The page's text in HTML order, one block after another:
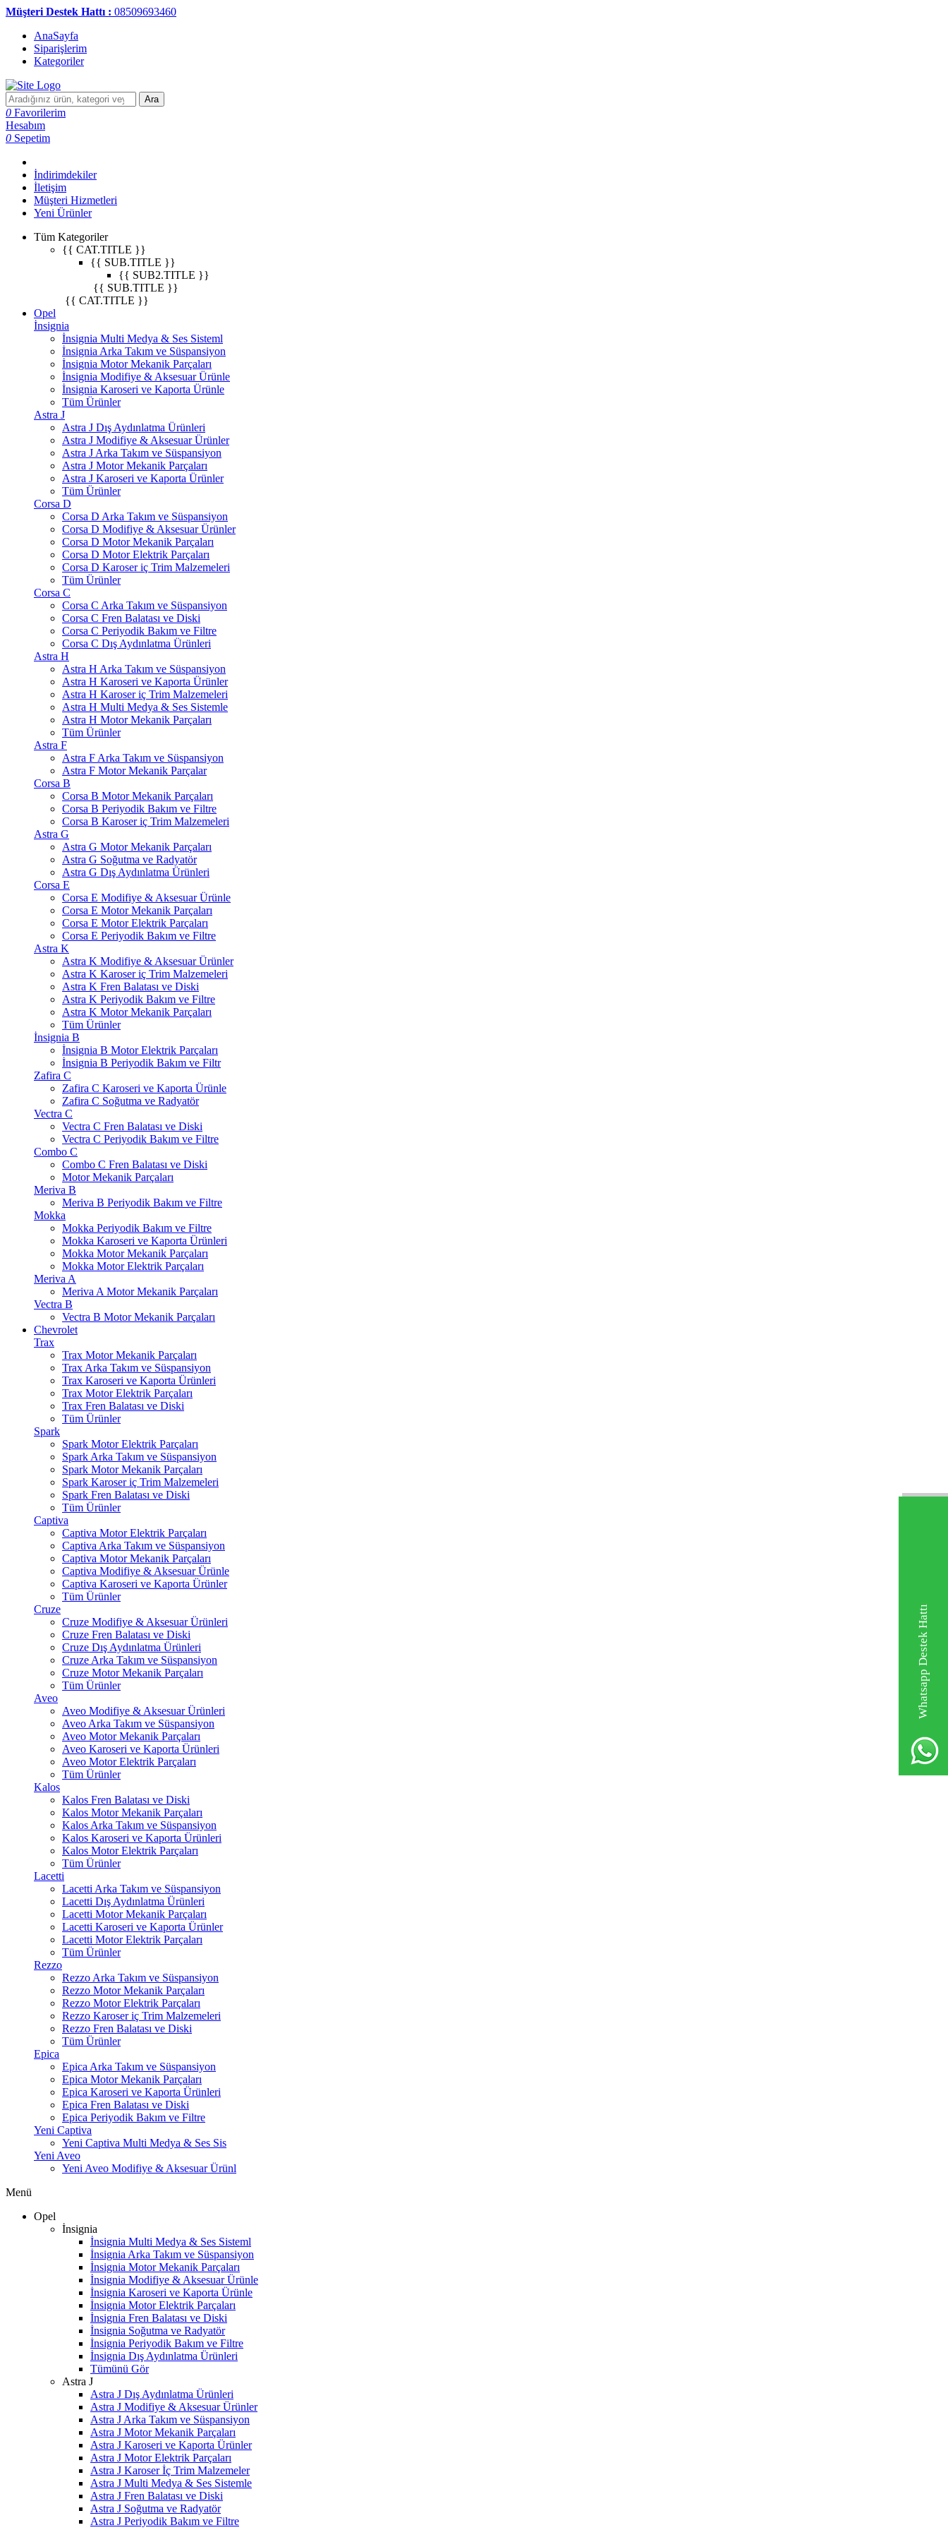
Whatsapp Destek Hattı
Müşteri Destek Hattı : 08509693460
AnaSayfa
Siparişlerim
Kategoriler
Ara
0 Favorilerim
Hesabım
0 Sepetim
İndirimdekiler
İletişim
Müşteri Hizmetleri
Yeni Ürünler
Tüm Kategoriler
{{ CAT.TITLE }}
{{ SUB.TITLE }}
{{ SUB2.TITLE }}
{{ SUB.TITLE }}
{{ CAT.TITLE }}
Opel
İnsignia
İnsignia Multi Medya & Ses Sisteml
İnsignia Arka Takım ve Süspansiyon
İnsignia Motor Mekanik Parçaları
İnsignia Modifiye & Aksesuar Ürünle
İnsignia Karoseri ve Kaporta Ürünle
Tüm Ürünler
Astra J
Astra J Dış Aydınlatma Ürünleri
Astra J Modifiye & Aksesuar Ürünler
Astra J Arka Takım ve Süspansiyon
Astra J Motor Mekanik Parçaları
Astra J Karoseri ve Kaporta Ürünler
Tüm Ürünler
Corsa D
Corsa D Arka Takım ve Süspansiyon
Corsa D Modifiye & Aksesuar Ürünler
Corsa D Motor Mekanik Parçaları
Corsa D Motor Elektrik Parçaları
Corsa D Karoser iç Trim Malzemeleri
Tüm Ürünler
Corsa C
Corsa C Arka Takım ve Süspansiyon
Corsa C Fren Balatası ve Diski
Corsa C Periyodik Bakım ve Filtre
Corsa C Dış Aydınlatma Ürünleri
Astra H
Astra H Arka Takım ve Süspansiyon
Astra H Karoseri ve Kaporta Ürünler
Astra H Karoser iç Trim Malzemeleri
Astra H Multi Medya & Ses Sistemle
Astra H Motor Mekanik Parçaları
Tüm Ürünler
Astra F
Astra F Arka Takım ve Süspansiyon
Astra F Motor Mekanik Parçalar
Corsa B
Corsa B Motor Mekanik Parçaları
Corsa B Periyodik Bakım ve Filtre
Corsa B Karoser iç Trim Malzemeleri
Astra G
Astra G Motor Mekanik Parçaları
Astra G Soğutma ve Radyatör
Astra G Dış Aydınlatma Ürünleri
Corsa E
Corsa E Modifiye & Aksesuar Ürünle
Corsa E Motor Mekanik Parçaları
Corsa E Motor Elektrik Parçaları
Corsa E Periyodik Bakım ve Filtre
Astra K
Astra K Modifiye & Aksesuar Ürünler
Astra K Karoser iç Trim Malzemeleri
Astra K Fren Balatası ve Diski
Astra K Periyodik Bakım ve Filtre
Astra K Motor Mekanik Parçaları
Tüm Ürünler
İnsignia B
İnsignia B Motor Elektrik Parçaları
İnsignia B Periyodik Bakım ve Filtr
Zafira C
Zafira C Karoseri ve Kaporta Ürünle
Zafira C Soğutma ve Radyatör
Vectra C
Vectra C Fren Balatası ve Diski
Vectra C Periyodik Bakım ve Filtre
Combo C
Combo C Fren Balatası ve Diski
Motor Mekanik Parçaları
Meriva B
Meriva B Periyodik Bakım ve Filtre
Mokka
Mokka Periyodik Bakım ve Filtre
Mokka Karoseri ve Kaporta Ürünleri
Mokka Motor Mekanik Parçaları
Mokka Motor Elektrik Parçaları
Meriva A
Meriva A Motor Mekanik Parçaları
Vectra B
Vectra B Motor Mekanik Parçaları
Chevrolet
Trax
Trax Motor Mekanik Parçaları
Trax Arka Takım ve Süspansiyon
Trax Karoseri ve Kaporta Ürünleri
Trax Motor Elektrik Parçaları
Trax Fren Balatası ve Diski
Tüm Ürünler
Spark
Spark Motor Elektrik Parçaları
Spark Arka Takım ve Süspansiyon
Spark Motor Mekanik Parçaları
Spark Karoser iç Trim Malzemeleri
Spark Fren Balatası ve Diski
Tüm Ürünler
Captiva
Captiva Motor Elektrik Parçaları
Captiva Arka Takım ve Süspansiyon
Captiva Motor Mekanik Parçaları
Captiva Modifiye & Aksesuar Ürünle
Captiva Karoseri ve Kaporta Ürünler
Tüm Ürünler
Cruze
Cruze Modifiye & Aksesuar Ürünleri
Cruze Fren Balatası ve Diski
Cruze Dış Aydınlatma Ürünleri
Cruze Arka Takım ve Süspansiyon
Cruze Motor Mekanik Parçaları
Tüm Ürünler
Aveo
Aveo Modifiye & Aksesuar Ürünleri
Aveo Arka Takım ve Süspansiyon
Aveo Motor Mekanik Parçaları
Aveo Karoseri ve Kaporta Ürünleri
Aveo Motor Elektrik Parçaları
Tüm Ürünler
Kalos
Kalos Fren Balatası ve Diski
Kalos Motor Mekanik Parçaları
Kalos Arka Takım ve Süspansiyon
Kalos Karoseri ve Kaporta Ürünleri
Kalos Motor Elektrik Parçaları
Tüm Ürünler
Lacetti
Lacetti Arka Takım ve Süspansiyon
Lacetti Dış Aydınlatma Ürünleri
Lacetti Motor Mekanik Parçaları
Lacetti Karoseri ve Kaporta Ürünler
Lacetti Motor Elektrik Parçaları
Tüm Ürünler
Rezzo
Rezzo Arka Takım ve Süspansiyon
Rezzo Motor Mekanik Parçaları
Rezzo Motor Elektrik Parçaları
Rezzo Karoser iç Trim Malzemeleri
Rezzo Fren Balatası ve Diski
Tüm Ürünler
Epica
Epica Arka Takım ve Süspansiyon
Epica Motor Mekanik Parçaları
Epica Karoseri ve Kaporta Ürünleri
Epica Fren Balatası ve Diski
Epica Periyodik Bakım ve Filtre
Yeni Captiva
Yeni Captiva Multi Medya & Ses Sis
Yeni Aveo
Yeni Aveo Modifiye & Aksesuar Ürünl
Menü
Opel
İnsignia
İnsignia Multi Medya & Ses Sisteml
İnsignia Arka Takım ve Süspansiyon
İnsignia Motor Mekanik Parçaları
İnsignia Modifiye & Aksesuar Ürünle
İnsignia Karoseri ve Kaporta Ürünle
İnsignia Motor Elektrik Parçaları
İnsignia Fren Balatası ve Diski
İnsignia Soğutma ve Radyatör
İnsignia Periyodik Bakım ve Filtre
İnsignia Dış Aydınlatma Ürünleri
Tümünü Gör
Astra J
Astra J Dış Aydınlatma Ürünleri
Astra J Modifiye & Aksesuar Ürünler
Astra J Arka Takım ve Süspansiyon
Astra J Motor Mekanik Parçaları
Astra J Karoseri ve Kaporta Ürünler
Astra J Motor Elektrik Parçaları
Astra J Karoser İç Trim Malzemeler
Astra J Multi Medya & Ses Sistemle
Astra J Fren Balatası ve Diski
Astra J Soğutma ve Radyatör
Astra J Periyodik Bakım ve Filtre